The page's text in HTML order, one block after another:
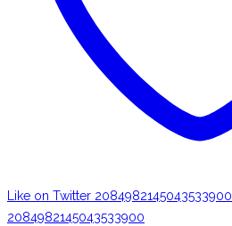
Like on Twitter 2084982145043533900
2084982145043533900